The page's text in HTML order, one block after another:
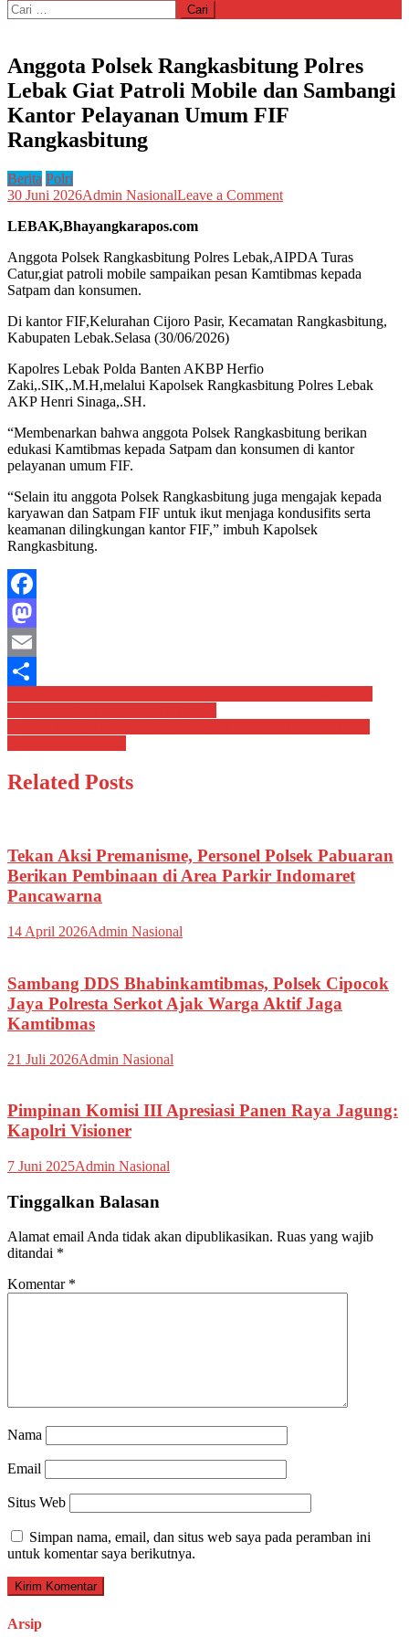
Cari
untuk:
Anggota Polsek Rangkasbitung Polres
Lebak Giat Patroli Mobile dan Sambangi
Kantor Pelayanan Umum FIF
Rangkasbitung
Berita Polri
30 Juni 2026Admin NasionalLeave a Commenton
Polres
Lebak
Mobile
Pelayanan
FIF
Rangkasbitung
LEBAK,Bhayangkarapos.com
Anggota Polsek Rangkasbitung Polres Lebak,AIPDA Turas
Catur,giat patroli mobile sampaikan pesan Kamtibmas kepada
Satpam dan konsumen.
Di kantor FIF,Kelurahan Cijoro Pasir, Kecamatan Rangkasbitung,
Kabupaten Lebak.Selasa (30/06/2026)
Kapolres Lebak Polda Banten AKBP Herfio
Zaki,.SIK,.M.H,melalui Kapolsek Rangkasbitung Polres Lebak
AKP Henri Sinaga,.SH.
“Membenarkan bahwa anggota Polsek Rangkasbitung berikan
edukasi Kamtibmas kepada Satpam dan konsumen di kantor
pelayanan umum FIF.
“Selain itu anggota Polsek Rangkasbitung juga mengajak kepada
karyawan dan Satpam FIF untuk ikut menjaga kondusifits serta
keamanan dilingkungan kantor FIF,” imbuh Kapolsek
Rangkasbitung.
Facebook
Mastodon
Email
Share
Navigasi
pos
Related Posts
Tekan Aksi Premanisme, Personel Polsek Pabuaran
Berikan Pembinaan di Area Parkir Indomaret
Pancawarna
14 April 2026Admin Nasional
Sambang DDS Bhabinkamtibmas, Polsek Cipocok
Jaya Polresta Serkot Ajak Warga Aktif Jaga
Kamtibmas
21 Juli 2026Admin Nasional
Pimpinan Komisi III Apresiasi Panen Raya Jagung:
Kapolri Visioner
7 Juni 2025Admin Nasional
Tinggalkan Balasan
Alamat email Anda tidak akan dipublikasikan. Ruas yang wajib
ditandai *
Komentar *
Nama
Email
Situs Web
Simpan nama, email, dan situs web saya pada peramban ini
untuk komentar saya berikutnya.
Arsip